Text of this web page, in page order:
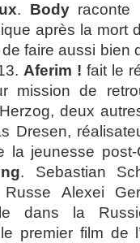
. Bodyraconte
après la mort
faire aussi bien
Aferim ! fait le
mission de
deux
Dresen,
la jeunesse
. Sebastian
Alexei
dans la
premier film de